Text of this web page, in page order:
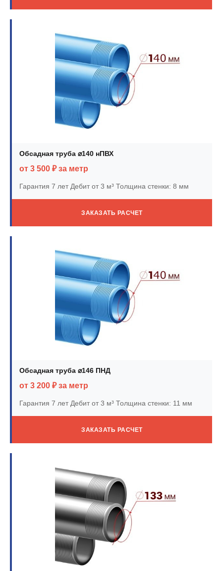
Обсадная труба ⌀140 нПВХ
от 3 500 ₽ за метр
Гарантия 7 летДебит от 3 м³ Толщина стенки: 8 мм
ЗАКАЗАТЬ РАСЧЕТ
Обсадная труба ⌀146 ПНД
от 3 200 ₽ за метр
Гарантия 7 летДебит от 3 м³ Толщина стенки: 11 мм
ЗАКАЗАТЬ РАСЧЕТ